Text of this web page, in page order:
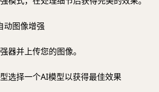
动图像增强
器并上传您的图像。
选择一个AI模型以获得最佳效果